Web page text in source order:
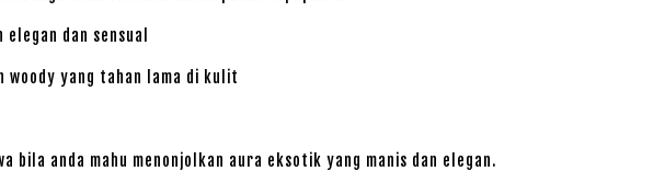
dan sensual
woody yang tahan lama di kulit
bila anda mahu menonjolkan aura eksotik yang manis dan elegan.